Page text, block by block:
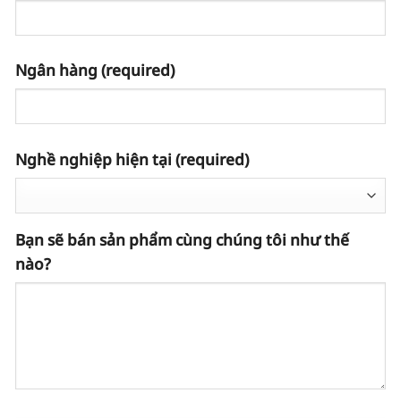
Ngân hàng (required)
Nghề nghiệp hiện tại (required)
Bạn sẽ bán sản phẩm cùng chúng tôi như thế
nào?